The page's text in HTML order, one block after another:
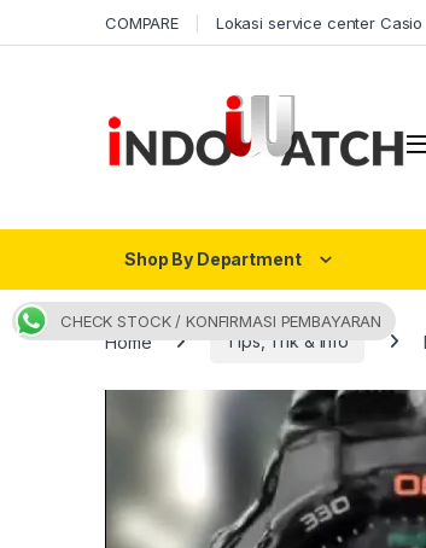
COMPARE Lokasi service center Casio
Shop By Department
Home Tips, Trik & Info
CHECK STOCK / KONFIRMASI PEMBAYARAN